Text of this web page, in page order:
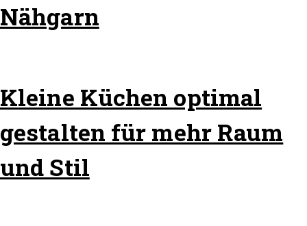
Nähgarn
Kleine Küchen optimal
gestalten für mehr Raum
und Stil